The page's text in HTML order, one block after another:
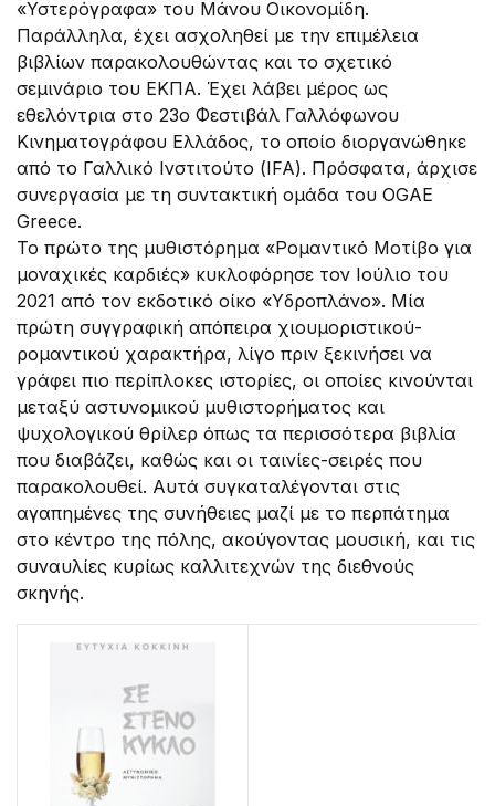
«Υστερόγραφα» του Μάνου Οικονομίδη.
Παράλληλα, έχει ασχοληθεί με την επιμέλεια
βιβλίων παρακολουθώντας και το σχετικό
σεμινάριο του ΕΚΠΑ. Έχει λάβει μέρος ως
εθελόντρια στο 23ο Φεστιβάλ Γαλλόφωνου
Κινηματογράφου Ελλάδος, το οποίο διοργανώθηκε
από το Γαλλικό Ινστιτούτο (IFA). Πρόσφατα, άρχισε
συνεργασία με τη συντακτική ομάδα του OGAE
Greece.
Το πρώτο της μυθιστόρημα «Ρομαντικό Μοτίβο για
μοναχικές καρδιές» κυκλοφόρησε τον Ιούλιο του
2021 από τον εκδοτικό οίκο «Υδροπλάνο». Μία
πρώτη συγγραφική απόπειρα χιουμοριστικού-
ρομαντικού χαρακτήρα, λίγο πριν ξεκινήσει να
γράφει πιο περίπλοκες ιστορίες, οι οποίες κινούνται
μεταξύ αστυνομικού μυθιστορήματος και
ψυχολογικού θρίλερ όπως τα περισσότερα βιβλία
που διαβάζει, καθώς και οι ταινίες-σειρές που
παρακολουθεί. Αυτά συγκαταλέγονται στις
αγαπημένες της συνήθειες μαζί με το περπάτημα
στο κέντρο της πόλης, ακούγοντας μουσική, και τις
συναυλίες κυρίως καλλιτεχνών της διεθνούς
σκηνής.